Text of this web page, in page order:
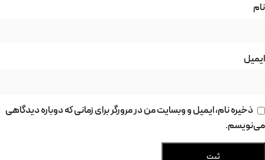
نام
ایمیل
ذخیره نام، ایمیل و وبسایت من در مرورگر برای زمانی که دوباره دیدگاهی
می‌نویسم.